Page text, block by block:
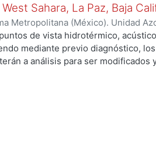
Sahara, La Paz, Baja
Metropolitana (México). Unidad
,2005)Canizal Arevalo,
de vista hidrotérmico,
mediante previo diagnóstico,
a análisis para ser modificados